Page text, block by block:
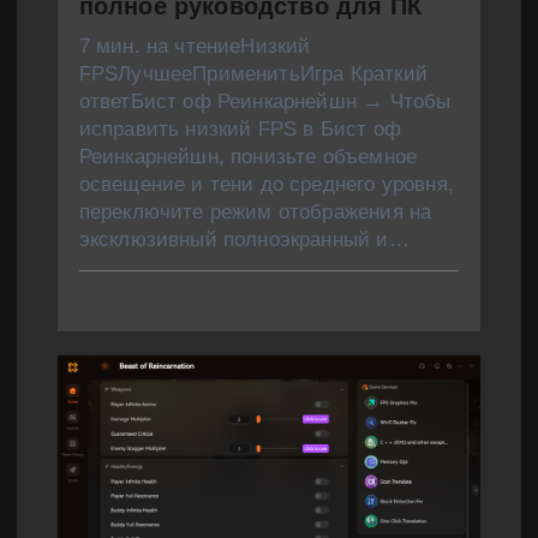
полное руководство для ПК
7 мин. на чтениеНизкий
FPSЛучшееПрименитьИгра Краткий
ответБист оф Реинкарнейшн → Чтобы
исправить низкий FPS в Бист оф
Реинкарнейшн, понизьте объемное
освещение и тени до среднего уровня,
переключите режим отображения на
эксклюзивный полноэкранный и…